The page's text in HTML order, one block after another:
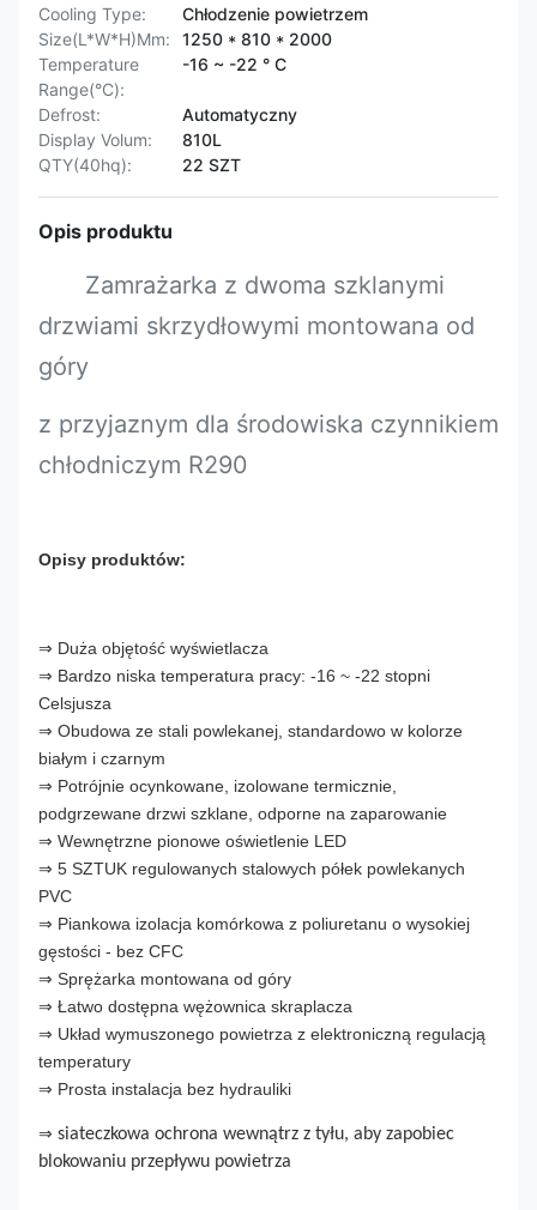
Cooling Type:
Chłodzenie powietrzem
Size(L*W*H)Mm:
1250 * 810 * 2000
Temperature
Range(°C):
-16 ~ -22 ° C
Defrost:
Automatyczny
Display Volum:
810L
QTY(40hq):
22 SZT
Opis produktu
Zamrażarka z dwoma szklanymi
drzwiami skrzydłowymi montowana od
góry
z przyjaznym dla środowiska czynnikiem
chłodniczym R290
Opisy produktów:
⇒ Duża objętość wyświetlacza
⇒ Bardzo niska temperatura pracy: -16 ~ -22 stopni
Celsjusza
⇒ Obudowa ze stali powlekanej, standardowo w kolorze
białym i czarnym
⇒ Potrójnie ocynkowane, izolowane termicznie,
podgrzewane drzwi szklane, odporne na zaparowanie
⇒ Wewnętrzne pionowe oświetlenie LED
⇒ 5 SZTUK regulowanych stalowych półek powlekanych
PVC
⇒ Piankowa izolacja komórkowa z poliuretanu o wysokiej
gęstości - bez CFC
⇒ Sprężarka montowana od góry
⇒ Łatwo dostępna wężownica skraplacza
⇒ Układ wymuszonego powietrza z elektroniczną regulacją
temperatury
⇒ Prosta instalacja bez hydrauliki
⇒ siateczkowa ochrona wewnątrz z tyłu, aby zapobiec
blokowaniu przepływu powietrza